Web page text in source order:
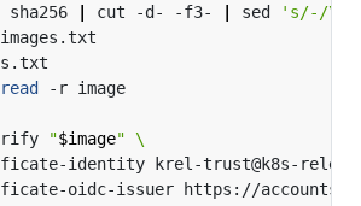
cut -d- -f3- sed
's/-/
read
"$image"
identity krel-trust@k8s-
oidc-issuer https://